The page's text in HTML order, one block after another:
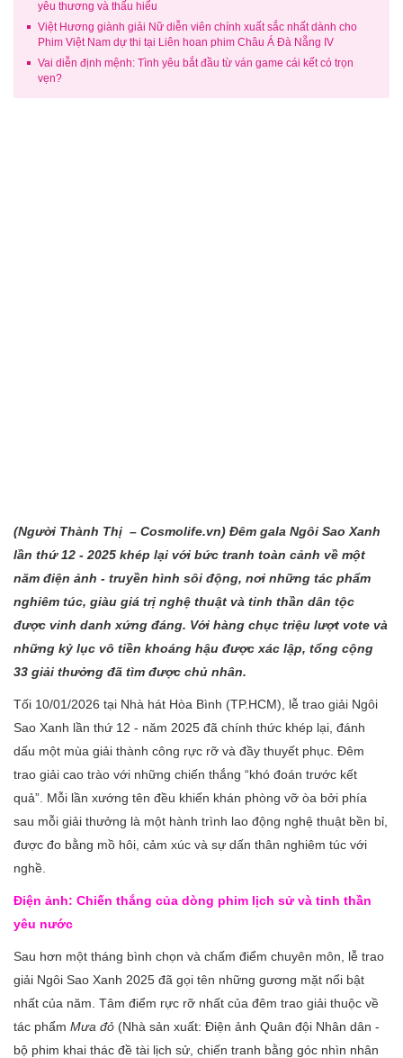
yêu thương và thấu hiểu
Việt Hương giành giải Nữ diễn viên chính xuất sắc nhất dành cho
Phim Việt Nam dự thi tại Liên hoan phim Châu Á Đà Nẵng IV
Vai diễn định mệnh: Tình yêu bắt đầu từ ván game cái kết có trọn
vẹn?
(Người Thành Thị – Cosmolife.vn) Đêm gala Ngôi Sao Xanh
lần thứ 12 - 2025 khép lại với bức tranh toàn cảnh về một
năm điện ảnh - truyền hình sôi động, nơi những tác phẩm
nghiêm túc, giàu giá trị nghệ thuật và tinh thần dân tộc
được vinh danh xứng đáng. Với hàng chục triệu lượt vote và
những kỷ lục vô tiền khoáng hậu được xác lập, tổng cộng
33 giải thưởng đã tìm được chủ nhân.
Tối 10/01/2026 tại Nhà hát Hòa Bình (TP.HCM), lễ trao giải Ngôi
Sao Xanh lần thứ 12 - năm 2025 đã chính thức khép lại, đánh
dấu một mùa giải thành công rực rỡ và đầy thuyết phục. Đêm
trao giải cao trào với những chiến thắng “khó đoán trước kết
quả”. Mỗi lần xướng tên đều khiến khán phòng vỡ òa bởi phía
sau mỗi giải thưởng là một hành trình lao động nghệ thuật bền bỉ,
được đo bằng mồ hôi, cảm xúc và sự dấn thân nghiêm túc với
nghề.
Điện ảnh: Chiến thắng của dòng phim lịch sử và tinh thần
yêu nước
Sau hơn một tháng bình chọn và chấm điểm chuyên môn, lễ trao
giải Ngôi Sao Xanh 2025 đã gọi tên những gương mặt nổi bật
nhất của năm. Tâm điểm rực rỡ nhất của đêm trao giải thuộc về
tác phẩm Mưa đỏ (Nhà sản xuất: Điện ảnh Quân đội Nhân dân -
bộ phim khai thác đề tài lịch sử, chiến tranh bằng góc nhìn nhân